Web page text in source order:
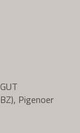
Pigenoer